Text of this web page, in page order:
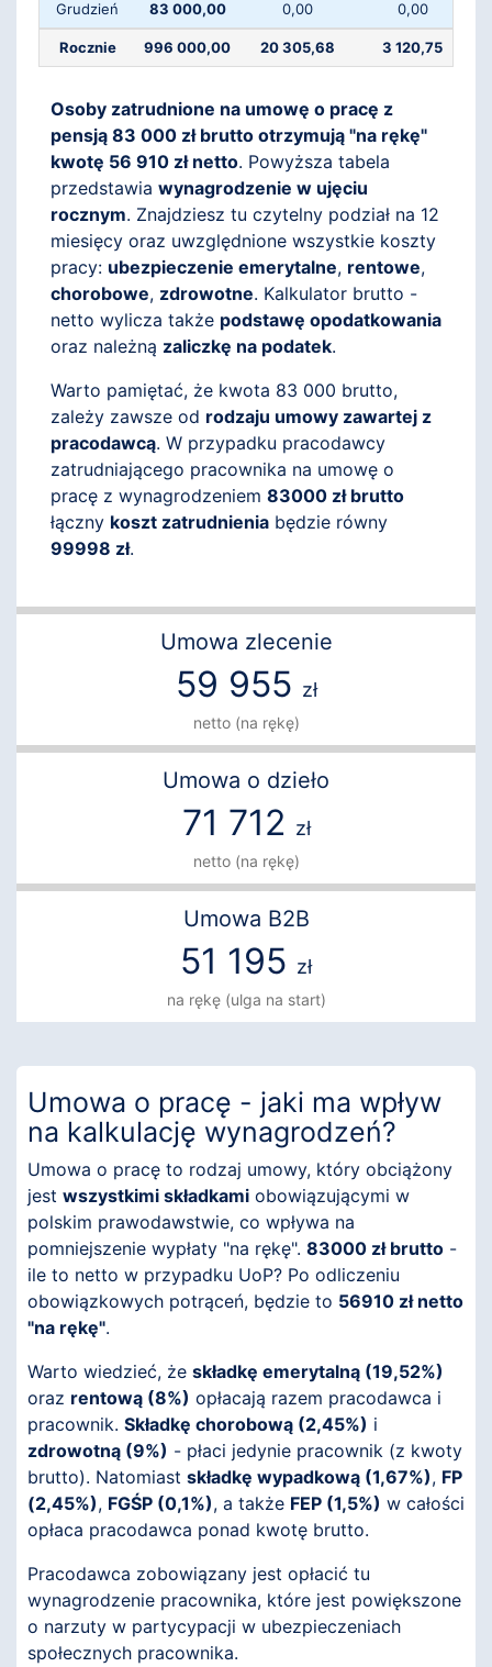
Umowa zlecenie
59 955 zł
netto (na rękę)
Umowa o dzieło
71 712 zł
netto (na rękę)
Umowa B2B
51 195 zł
na rękę (ulga na start)
Grudzień 83 000,00 0,00 0,00
Rocznie 996 000,00 20 305,68 3 120,75
Osoby zatrudnione na umowę o pracę z
pensją 83 000 zł brutto otrzymują "na rękę"
kwotę 56 910 zł netto. Powyższa tabela
przedstawia wynagrodzenie w ujęciu
rocznym. Znajdziesz tu czytelny podział na 12
miesięcy oraz uwzględnione wszystkie koszty
pracy: ubezpieczenie emerytalne, rentowe,
chorobowe, zdrowotne. Kalkulator brutto -
netto wylicza także podstawę opodatkowania
oraz należną zaliczkę na podatek.
Warto pamiętać, że kwota 83 000 brutto,
zależy zawsze od rodzaju umowy zawartej z
pracodawcą. W przypadku pracodawcy
zatrudniającego pracownika na umowę o
pracę z wynagrodzeniem 83000 zł brutto
łączny koszt zatrudnienia będzie równy
99998 zł.
Umowa o pracę - jaki ma wpływ
na kalkulację wynagrodzeń?
Umowa o pracę to rodzaj umowy, który obciążony
jest wszystkimi składkami obowiązującymi w
polskim prawodawstwie, co wpływa na
pomniejszenie wypłaty "na rękę". 83000 zł brutto -
ile to netto w przypadku UoP? Po odliczeniu
obowiązkowych potrąceń, będzie to 56910 zł netto
"na rękę".
Warto wiedzieć, że składkę emerytalną (19,52%)
oraz rentową (8%) opłacają razem pracodawca i
pracownik. Składkę chorobową (2,45%) i
zdrowotną (9%) - płaci jedynie pracownik (z kwoty
brutto). Natomiast składkę wypadkową (1,67%), FP
(2,45%), FGŚP (0,1%), a także FEP (1,5%) w całości
opłaca pracodawca ponad kwotę brutto.
Pracodawca zobowiązany jest opłacić tu
wynagrodzenie pracownika, które jest powiększone
o narzuty w partycypacji w ubezpieczeniach
społecznych pracownika.